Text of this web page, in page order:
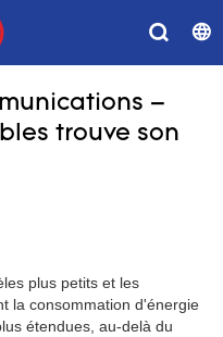
–
trouve son
plus petits et les
la consommation d'énergie
étendues, au-delà du